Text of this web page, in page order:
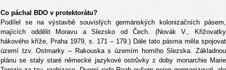
Co páchal BDO v protektorátu?
Podílel se na výstavbě souvislých germánských kolonizačních pásem,
majících oddělit Moravu a Slezsko od Čech. (Novák V., Křižovatky
hákového kříže, Praha 1979, s. 171 – 179.) Dále tato pásma měla spojovat
území tzv. Ostmarky – Rakouska s územím horního Slezska. Základnou
plánu se staly staré německé jazykové ostrůvky z doby monarchie Marie